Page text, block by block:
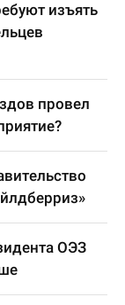
изъять
провел
ОЭЗ